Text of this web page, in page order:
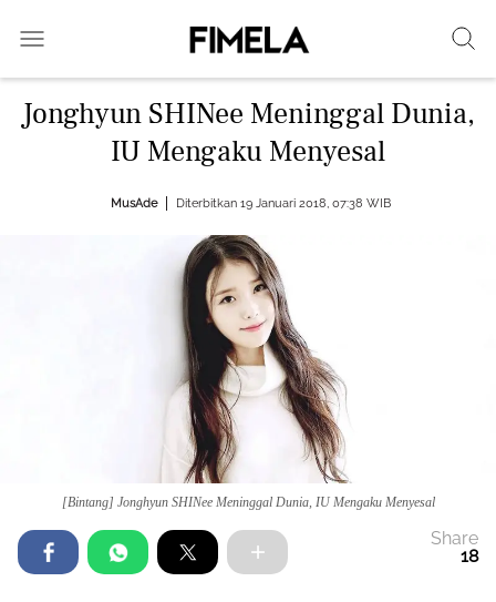
Jonghyun SHINee Meninggal Dunia,
IU Mengaku Menyesal
MusAde Diterbitkan 19 Januari 2018, 07:38 WIB
[Bintang] Jonghyun SHINee Meninggal Dunia, IU Mengaku Menyesal
Share
18